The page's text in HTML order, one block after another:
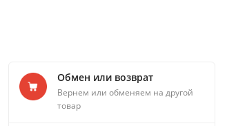
Обмен или возврат
Вернем или обменяем на другой
товар